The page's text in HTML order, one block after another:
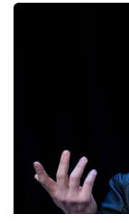
Sledujte